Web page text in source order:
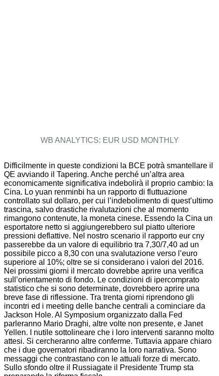
WB ANALYTICS: EUR USD MONTHLY
Difficilmente in queste condizioni la BCE potrà smantellare il
QE avviando il Tapering. Anche perché un’altra area
economicamente significativa indebolirà il proprio cambio: la
Cina. Lo yuan renminbi ha un rapporto di fluttuazione
controllato sul dollaro, per cui l’indebolimento di quest’ultimo
trascina, salvo drastiche rivalutazioni che al momento
rimangono contenute, la moneta cinese. Essendo la Cina un
esportatore netto si aggiungerebbero sul piatto ulteriore
pressioni deflattive. Nel nostro scenario il rapporto eur cny
passerebbe da un valore di equilibrio tra 7,30/7,40 ad un
possibile picco a 8,30 con una svalutazione verso l’euro
superiore al 10%; oltre se si considerano i valori del 2016.
Nei prossimi giorni il mercato dovrebbe aprire una verifica
sull’orientamento di fondo. Le condizioni di ipercomprato
statistico che si sono determinate, dovrebbero aprire una
breve fase di riflessione. Tra trenta giorni riprendono gli
incontri ed i meeting delle banche centrali a cominciare da
Jackson Hole. Al Symposium organizzato dalla Fed
parleranno Mario Draghi, altre volte non presente, e Janet
Yellen. I nutile sottolineare che i loro interventi saranno molto
attesi. Si cercheranno altre conferme. Tuttavia appare chiaro
che i due governatori ribadiranno la loro narrativa. Sono
messaggi che contrastano con le attuali forze di mercato.
Sullo sfondo oltre il Russiagate il Presidente Trump sta